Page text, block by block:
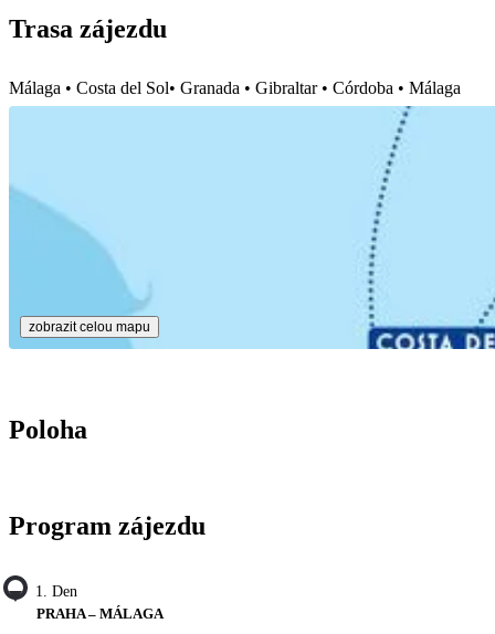
Trasa zájezdu
Málaga • Costa del Sol• Granada • Gibraltar • Córdoba • Málaga
zobrazit celou mapu
Poloha
Program zájezdu
1. Den
PRAHA – MÁLAGA